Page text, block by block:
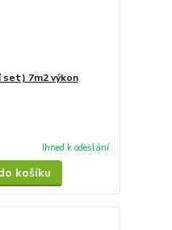
set) 7m2 výkon
Ihned k odeslání
košíku